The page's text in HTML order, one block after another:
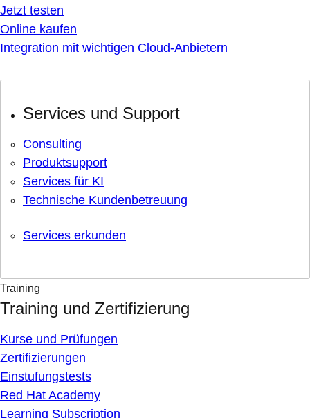
Jetzt testen
Online kaufen
Integration mit wichtigen Cloud-Anbietern
Services und Support
Consulting
Produktsupport
Services für KI
Technische Kundenbetreuung
Services erkunden
Training
Training und Zertifizierung
Kurse und Prüfungen
Zertifizierungen
Einstufungstests
Red Hat Academy
Learning Subscription